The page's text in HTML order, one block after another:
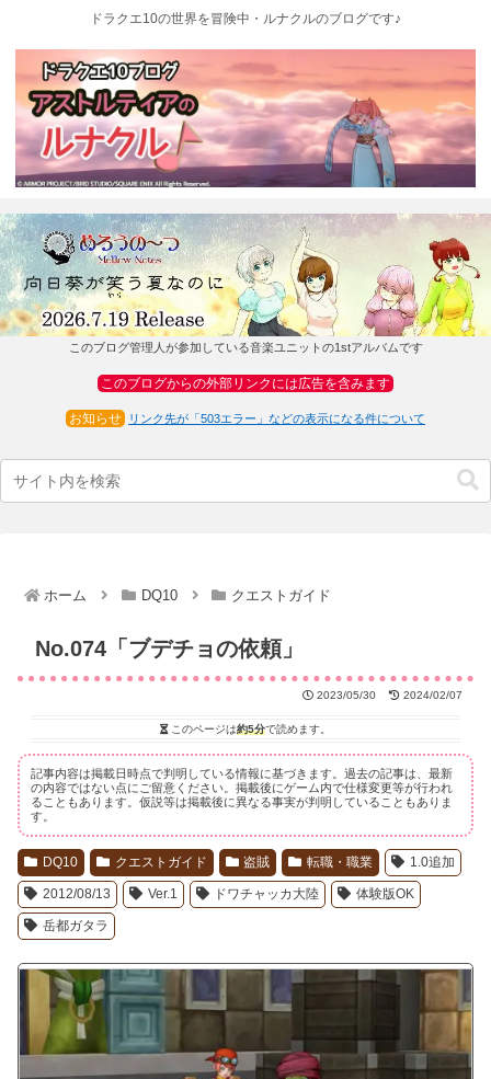
ドラクエ10の世界を冒険中・ルナクルのブログです♪
このブログ管理人が参加している音楽ユニットの1stアルバムです
このブログからの外部リンクには広告を含みます
お知らせ リンク先が「503エラー」などの表示になる件について
ホーム DQ10 クエストガイド
No.074「ブデチョの依頼」
2023/05/30 2024/02/07
このページは約5分で読めます。
記事内容は掲載日時点で判明している情報に基づきます。過去の記事は、最新
の内容ではない点にご留意ください。掲載後にゲーム内で仕様変更等が行われ
ることもあります。仮説等は掲載後に異なる事実が判明していることもありま
す。
DQ10 クエストガイド 盗賊 転職・職業 1.0追加
2012/08/13 Ver.1 ドワチャッカ大陸 体験版OK
岳都ガタラ